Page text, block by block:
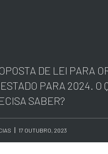
DE LEI PARA
PARA 2024. O
SABER?
17 OUTUBRO, 2023